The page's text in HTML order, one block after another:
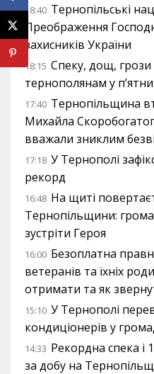
18:40 Тернопільські
Преображення
захисників України
18:15 Спеку, дощ,
тернополянам у
17:40 Тернопільщина
Михайла
вважали зниклим
17:18 У Тернополі
рекорд
16:48 На щиті
Тернопільщини:
зустріти Героя
16:00 Безоплатна
ветеранів та їхніх
отримати та як
15:10 У Тернополі
кондиціонерів у
14:33 Рекордна спека і
за добу на